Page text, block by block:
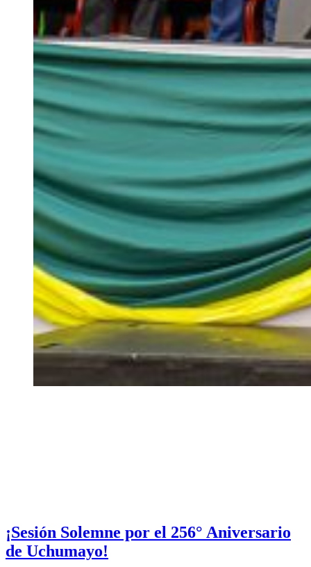
¡Sesión Solemne por el 256° Aniversario
de Uchumayo!